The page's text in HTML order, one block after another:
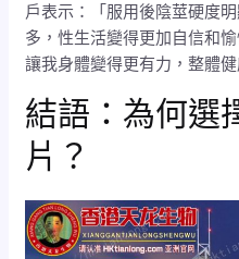
戶表示：「服用後陰莖硬度
多，性生活變得更加自信和
讓我身體變得更有力，整體健
結語：為何選
片？